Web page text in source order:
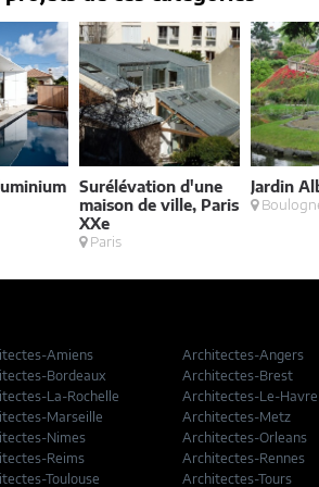
Surélévation d'une
maison de ville, Paris
XXe
Paris
Jardin
Amiens Architectes-Angers
Bordeaux Architectes-Brest
La-Rochelle Architectes-Le-Havre
Marseille Architectes-Metz
Nimes Architectes-Orleans
Reims Architectes-Rennes
Toulouse Architectes-Tours